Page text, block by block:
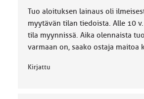
Tuo aloituksen lainaus oli
myytävän tilan tiedoista. Alle 10
tila myynnissä. Aika olennaista
varmaan on, saako ostaja maitoa
Kirjattu